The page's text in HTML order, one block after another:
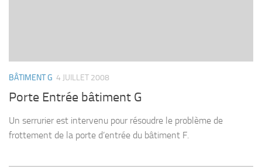
BÂTIMENT G 4 JUILLET 2008
Porte Entrée bâtiment G
Un serrurier est intervenu pour résoudre le problème de
frottement de la porte d’entrée du bâtiment F.